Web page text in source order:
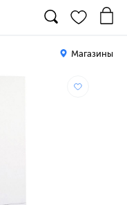
Магазины